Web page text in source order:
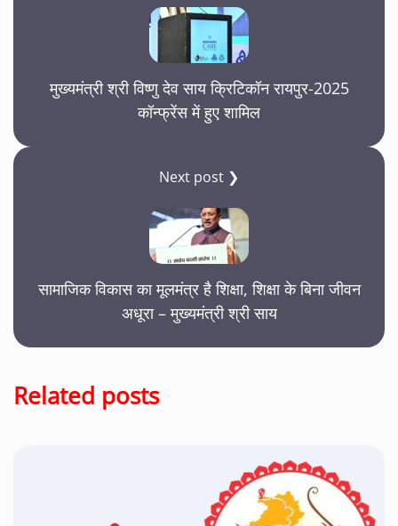
मुख्यमंत्री श्री विष्णु देव साय क्रिटिकॉन रायपुर-2025
कॉन्फ्रेंस में हुए शामिल
Next post ❯
सामाजिक विकास का मूलमंत्र है शिक्षा, शिक्षा के बिना जीवन
अधूरा – मुख्यमंत्री श्री साय
Related posts